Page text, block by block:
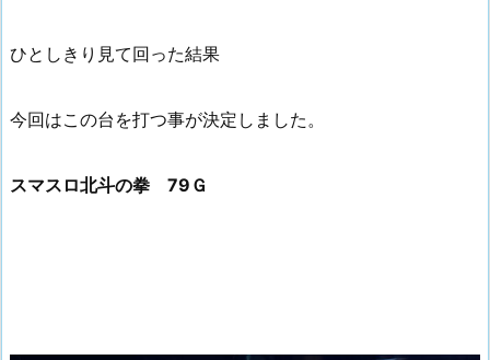
ひとしきり見て回った結果
今回はこの台を打つ事が決定しました。
スマスロ北斗の拳 79Ｇ